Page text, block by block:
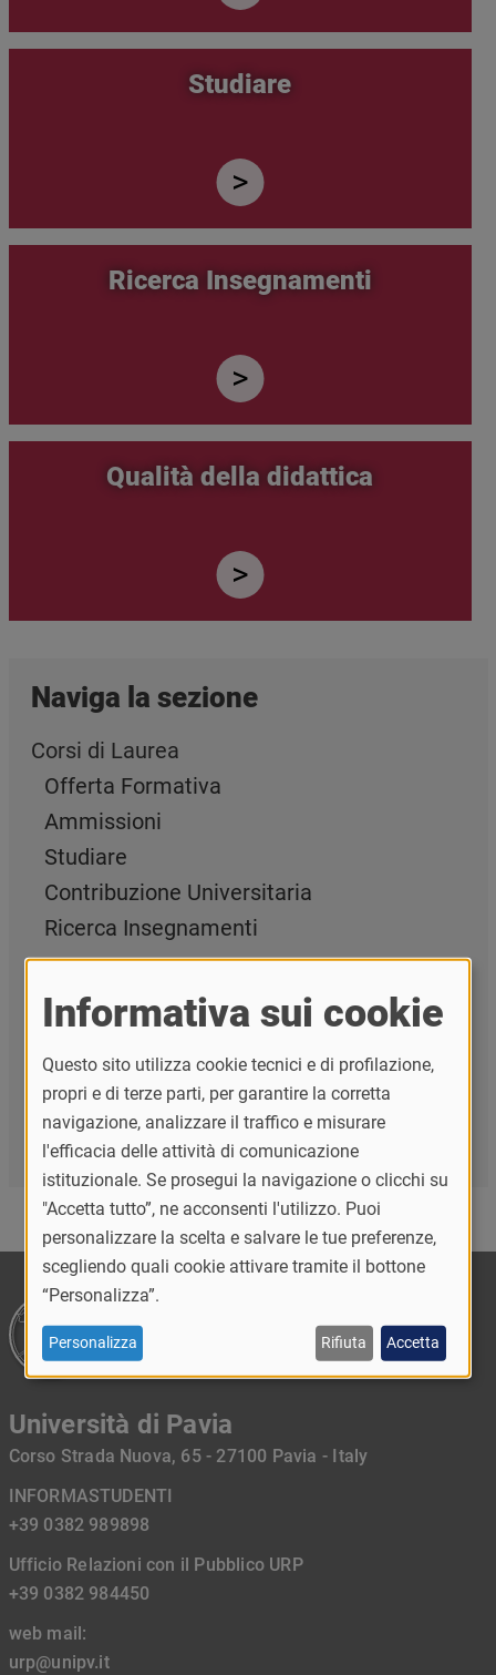
Studiare
Ricerca Insegnamenti
Qualità della didattica
Naviga la sezione
Corsi di Laurea
Offerta Formativa
Ammissioni
Studiare
Contribuzione Universitaria
Ricerca Insegnamenti
Post Laurea
Servizi per lo studente
Premi di laurea e di studio
Formazione insegnanti
Formazione complementare
Università di Pavia
Corso Strada Nuova, 65 - 27100 Pavia - Italy
INFORMASTUDENTI
+39 0382 989898
Ufficio Relazioni con il Pubblico URP
+39 0382 984450
web mail:
urp@unipv.it
Informativa sui cookie
Questo sito utilizza cookie tecnici e di profilazione,
propri e di terze parti, per garantire la corretta
navigazione, analizzare il traffico e misurare
l'efficacia delle attività di comunicazione
istituzionale. Se prosegui la navigazione o clicchi su
"Accetta tutto”, ne acconsenti l'utilizzo. Puoi
personalizzare la scelta e salvare le tue preferenze,
scegliendo quali cookie attivare tramite il bottone
“Personalizza”.
Personalizza Rifiuta Accetta